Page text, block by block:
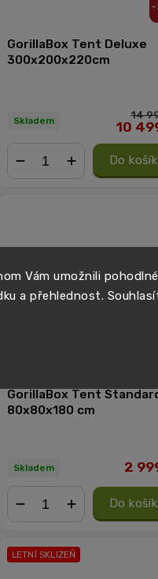
Vám umožnili
a přehlednost.
GorillaBox Tent Deluxe
300x200x220cm
Skladem
14
10
Do
GorillaBox Tent
80x80x180 cm
Skladem 2
Do
LETNÍ SKLIZEŇ